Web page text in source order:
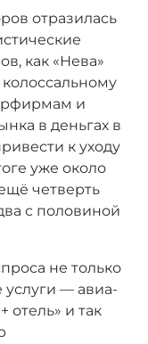
отразилась
как «Нева»
и
в деньгах в
к уходу
уже около
четверть
с половиной
не только
услуги — авиа-
отель» и так